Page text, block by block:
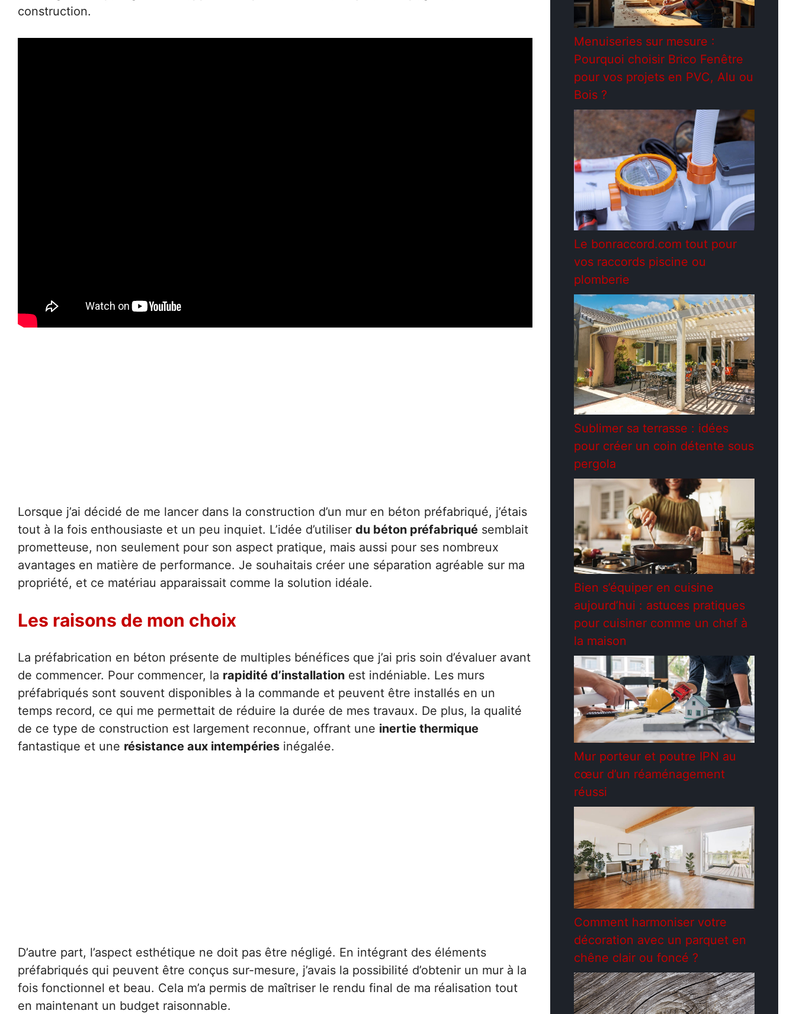
construction.
Lorsque j’ai décidé de me lancer dans la construction d’un mur en béton préfabriqué, j’étais
tout à la fois enthousiaste et un peu inquiet. L’idée d’utiliser du béton préfabriqué semblait
prometteuse, non seulement pour son aspect pratique, mais aussi pour ses nombreux
avantages en matière de performance. Je souhaitais créer une séparation agréable sur ma
propriété, et ce matériau apparaissait comme la solution idéale.
Les raisons de mon choix
La préfabrication en béton présente de multiples bénéfices que j’ai pris soin d’évaluer avant
de commencer. Pour commencer, la rapidité d’installation est indéniable. Les murs
préfabriqués sont souvent disponibles à la commande et peuvent être installés en un
temps record, ce qui me permettait de réduire la durée de mes travaux. De plus, la qualité
de ce type de construction est largement reconnue, offrant une inertie thermique
fantastique et une résistance aux intempéries inégalée.
D’autre part, l’aspect esthétique ne doit pas être négligé. En intégrant des éléments
préfabriqués qui peuvent être conçus sur-mesure, j’avais la possibilité d’obtenir un mur à la
fois fonctionnel et beau. Cela m’a permis de maîtriser le rendu final de ma réalisation tout
en maintenant un budget raisonnable.
Menuiseries sur mesure :
Pourquoi choisir Brico Fenêtre
pour vos projets en PVC, Alu ou
Bois ?
Le bonraccord.com tout pour
vos raccords piscine ou
plomberie
Sublimer sa terrasse : idées
pour créer un coin détente sous
pergola
Bien s’équiper en cuisine
aujourd’hui : astuces pratiques
pour cuisiner comme un chef à
la maison
Mur porteur et poutre IPN au
cœur d’un réaménagement
réussi
Comment harmoniser votre
décoration avec un parquet en
chêne clair ou foncé ?